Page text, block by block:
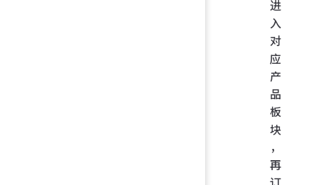
进
入
对
应
产
品
板
块
，
再